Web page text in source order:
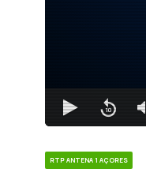
RTP ANTENA 1 AÇORES